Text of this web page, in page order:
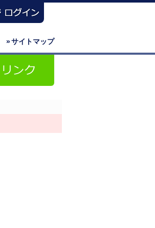
»サイトマップ